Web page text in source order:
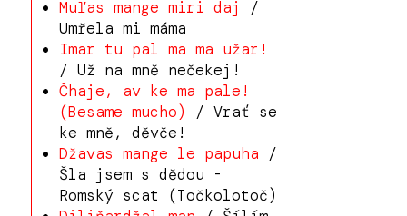
Muľas mange miri daj
/
Umřela mi máma
Imar tu pal ma ma užar!
/ Už na mně nečekej!
Čhaje, av ke ma pale!
(Besame mucho)
/ Vrať se
ke mně, děvče!
Džavas mange le papuha /
Šla jsem s dědou -
Romský scat (Točkolotoč)